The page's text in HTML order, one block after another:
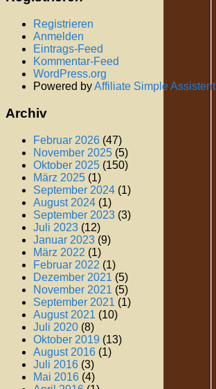
Registrieren
Anmelden
Eintrags-Feed
Kommentar-Feed
WordPress.org
Powered byAffiliate Simple Assistent
Archiv
Februar 2026 (47)
November 2025 (5)
Oktober 2025 (150)
März 2025 (1)
September 2024 (1)
August 2024 (1)
September 2023 (3)
Juli 2023 (12)
Januar 2023 (9)
März 2022 (1)
Februar 2022 (1)
Dezember 2021 (5)
November 2021 (5)
September 2021 (1)
August 2021 (10)
Juli 2020 (8)
Oktober 2019 (13)
August 2016 (1)
Juli 2016 (3)
Mai 2016 (4)